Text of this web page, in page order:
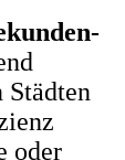
Städten
oder